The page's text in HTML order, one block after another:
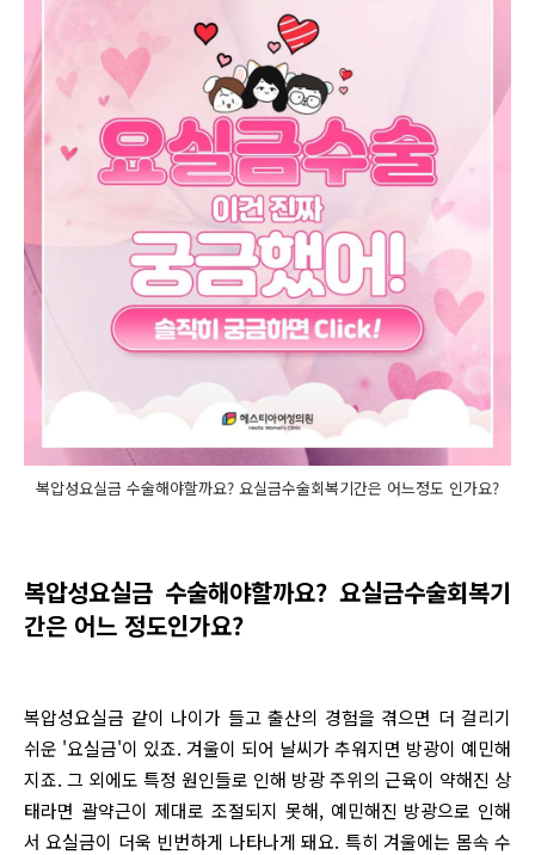
복압성요실금 수술해야할까요? 요실금수술회복기간은 어느정도 인가요?
복압성요실금 수술해야할까요? 요실금수술회복기
간은 어느 정도인가요?
복압성요실금 같이 나이가 들고 출산의 경험을 겪으면 더 걸리기
쉬운 '요실금'이 있죠. 겨울이 되어 날씨가 추워지면 방광이 예민해
지죠. 그 외에도 특정 원인들로 인해 방광 주위의 근육이 약해진 상
태라면 괄약근이 제대로 조절되지 못해, 예민해진 방광으로 인해
서 요실금이 더욱 빈번하게 나타나게 돼요. 특히 겨울에는 몸속 수